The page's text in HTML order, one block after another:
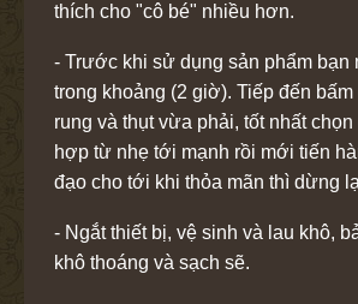
thích cho "cô bé" nhiều hơn.
- Trước khi sử dụng sản phẩm bạn
trong khoảng (2 giờ). Tiếp đến
rung và thụt vừa phải, tốt nhất chọn
hợp từ nhẹ tới mạnh rồi mới tiến
đạo cho tới khi thỏa mãn thì dừng
- Ngắt thiết bị, vệ sinh và lau khô,
khô thoáng và sạch sẽ.